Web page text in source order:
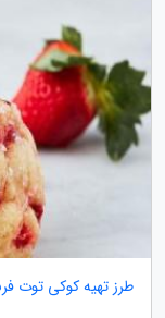
طرز تهیه کوکی توت